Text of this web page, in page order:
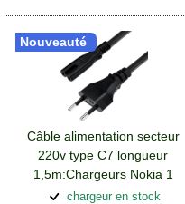
Câble alimentation secteur
220v type C7 longueur
1,5m:Chargeurs Nokia 1
chargeur en stock
Nouveauté